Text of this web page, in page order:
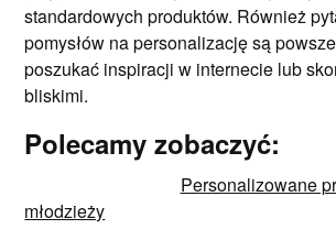
standardowych produktów. Również
pomysłów na personalizację są
poszukać inspiracji w internecie lub
bliskimi.
Polecamy zobaczyć:
Personalizowane
młodzieży